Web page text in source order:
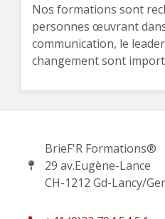
Nos formations sont
personnes œuvrant
communication, le
changement sont
BrieF'R Formations®
29 av.Eugène-Lance
CH-1212 Gd-Lancy/